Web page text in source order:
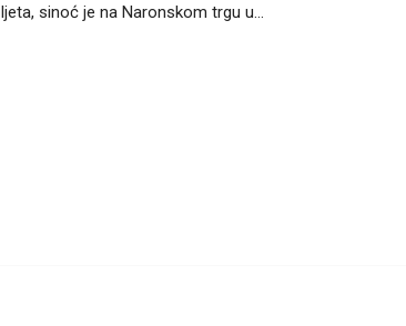
ljeta, sinoć je na Naronskom trgu u...